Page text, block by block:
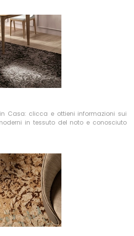
Casa: clicca e ottieni informazioni sui
in tessuto del noto e conosciuto